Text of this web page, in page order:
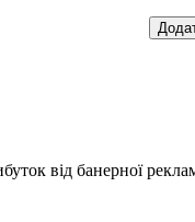
від банерної